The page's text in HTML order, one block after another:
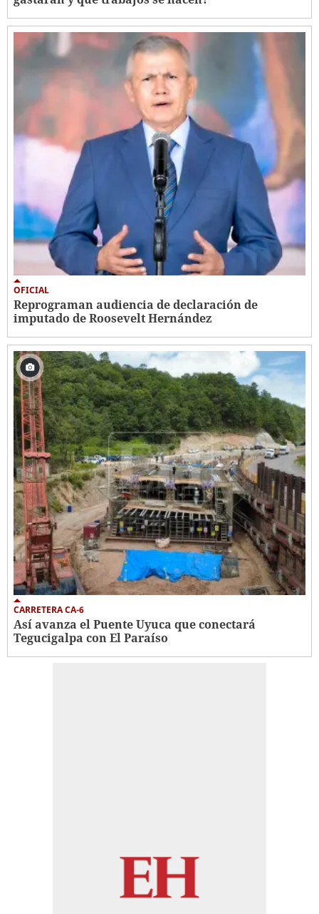
OFICIAL
Reprograman audiencia de declaración de
imputado de Roosevelt Hernández
CARRETERA CA-6
Así avanza el Puente Uyuca que conectará
Tegucigalpa con El Paraíso